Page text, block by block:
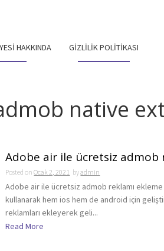
HAKKINDA GIZLILIK POLITIKASI
native
Adobe air ile ücretsiz admob
Posted onOcak 2, 2021 byadmin
Adobe air ile ücretsiz admob reklamı
kullanarak hem ios hem de android için
reklamları ekleyerek geli...
Read More